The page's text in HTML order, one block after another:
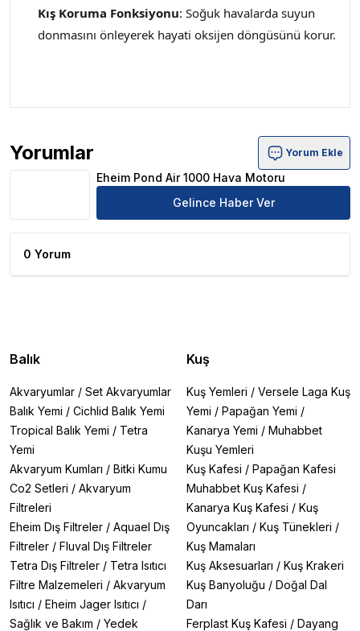
Kış Koruma Fonksiyonu: Soğuk havalarda suyun
donmasını önleyerek hayati oksijen döngüsünü korur.
Yorumlar
Eheim Pond Air 1000 Hava Motoru Ürün Yorumları
Yorum Ekle
Eheim Pond Air 1000 Hava Motoru
Gelince Haber Ver
0 Yorum
Balık
Akvaryumlar / Set Akvaryumlar
Balık Yemi / Cichlid Balık Yemi
Tropical Balık Yemi / Tetra
Yemi
Akvaryum Kumları / Bitki Kumu
Co2 Setleri / Akvaryum
Filtreleri
Eheim Dış Filtreler / Aquael Dış
Filtreler / Fluval Dış Filtreler
Tetra Dış Filtreler / Tetra Isıtıcı
Filtre Malzemeleri / Akvaryum
Isıtıcı / Eheim Jager Isıtıcı /
Sağlık ve Bakım / Yedek
Kuş
Kuş Yemleri / Versele Laga Kuş
Yemi / Papağan Yemi /
Kanarya Yemi / Muhabbet
Kuşu Yemleri
Kuş Kafesi / Papağan Kafesi
Muhabbet Kuş Kafesi /
Kanarya Kuş Kafesi / Kuş
Oyuncakları / Kuş Tünekleri /
Kuş Mamaları
Kuş Aksesuarları / Kuş Krakeri
Kuş Banyoluğu / Doğal Dal
Darı
Ferplast Kuş Kafesi / Dayang